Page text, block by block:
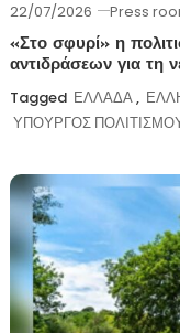
22/07/2026 Press
«Στο σφυρί» η
αντιδράσεων για τη
Tagged ΕΛΛΑΔΑ,
ΥΠΟΥΡΓΟΣ